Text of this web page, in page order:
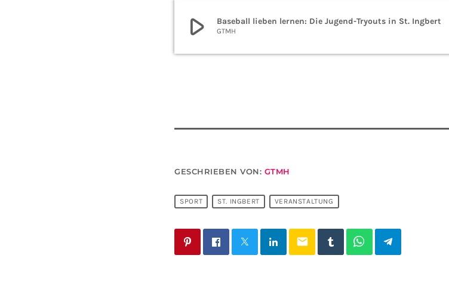
play_arrow Baseball lieben lernen: Die Jugend-Tryouts in St. Ingbert
GTMH
GESCHRIEBEN VON: GTMH
SPORT ST. INGBERT VERANSTALTUNG
email